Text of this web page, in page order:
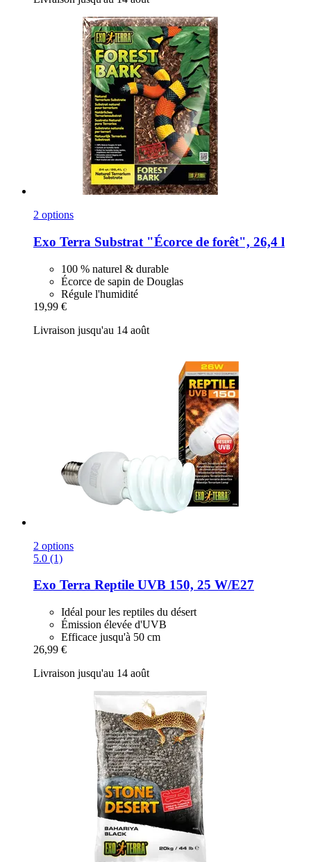
2 options
Exo Terra Substrat "Écorce de forêt", 26,4 l
100 % naturel & durable
Écorce de sapin de Douglas
Régule l'humidité
19,99 €
Livraison jusqu'au 14 août
2 options
5.0 (1)
Exo Terra Reptile UVB 150, 25 W/E27
Idéal pour les reptiles du désert
Émission élevée d'UVB
Efficace jusqu'à 50 cm
26,99 €
Livraison jusqu'au 14 août